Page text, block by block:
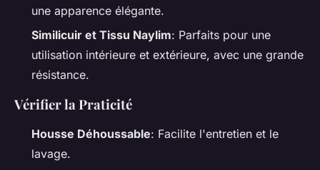
une apparence élégante.
Similicuir et Tissu Naylim: Parfaits pour une
utilisation intérieure et extérieure, avec une grande
résistance.
Vérifier la Praticité
Housse Déhoussable: Facilite l'entretien et le
lavage.